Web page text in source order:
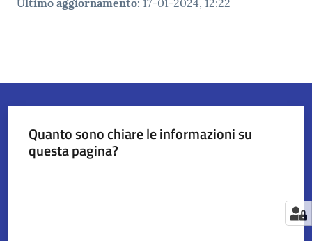
Ultimo aggiornamento: 17-01-2024, 12:22
Quanto sono chiare le informazioni su
questa pagina?